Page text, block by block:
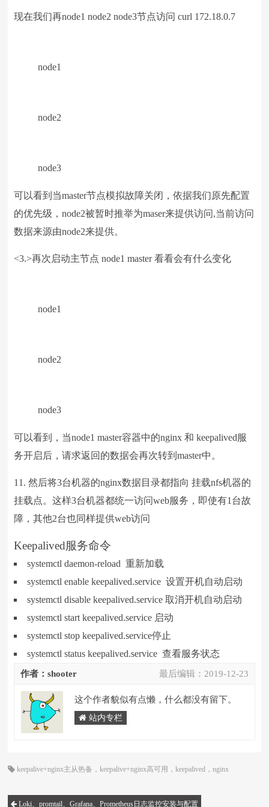
现在我们再node1 node2 node3节点访问 curl 172.18.0.7
node1
node2
node3
可以看到当master节点模拟故障关闭，依据我们原先配置
的优先级，node2被暂时推举为maser来提供访问,当前访问
数据来源由node2来提供。
<3.>再次启动主节点 node1 master 看看会有什么变化
node1
node2
node3
可以看到，当node1 master容器中的nginx 和 keepalived服
务开启后，请求返回的数据会再次转到master中。
11. 然后将3台机器的nginx数据目录都指向 挂载nfs机器的
挂载点。这样3台机器都统一访问web服务，即使有1台故
障，其他2台也同样提供web访问
Keepalived服务命令
systemctl daemon-reload 重新加载
systemctl enable keepalived.service 设置开机自动启动
systemctl disable keepalived.service 取消开机自动启动
systemctl start keepalived.service 启动
systemctl stop keepalived.service停止
systemctl status keepalived.service 查看服务状态
最后编辑： 2019-12-23
作者：shooter
这个作者貌似有点懒，什么都没有留下。
站内专栏
keepalive+nginx主从热备 ，keepalive+nginx高可用 ，keepalived ，nginx
Loki、promtail、Grafana、Prometheus日志监控安装与配置